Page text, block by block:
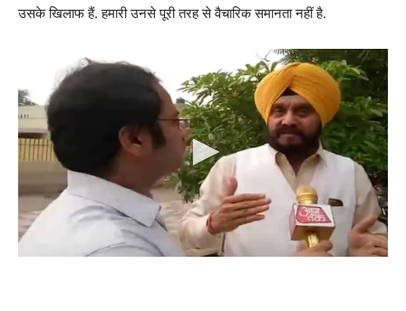
उसके खिलाफ हैं. हमारी उनसे पूरी तरह से वैचारिक समानता नहीं है.